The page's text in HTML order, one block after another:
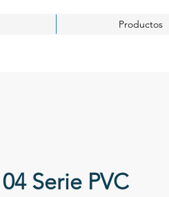
Productos
04 Serie PVC